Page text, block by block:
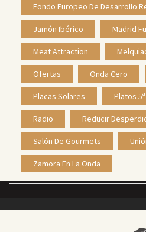
Fondo Europeo De Desarrollo
Jamón Ibérico Madrid
Meat Attraction
Ofertas Onda Cero
Placas Solares Platos
Radio Reducir
Salón De Gourmets
Zamora En La Onda